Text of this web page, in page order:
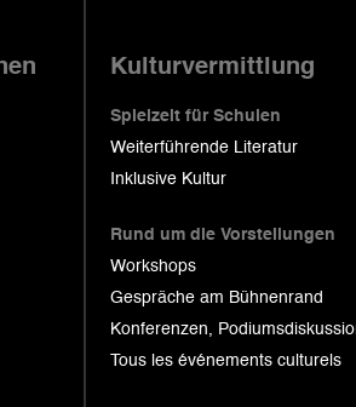
Kulturvermittlung
Spielzeit für Schulen
Weiterführende Literatur
Inklusive Kultur
Rund um die Vorstellungen
Workshops
Gespräche am Bühnenrand
Konferenzen,
Tous les événements culturels